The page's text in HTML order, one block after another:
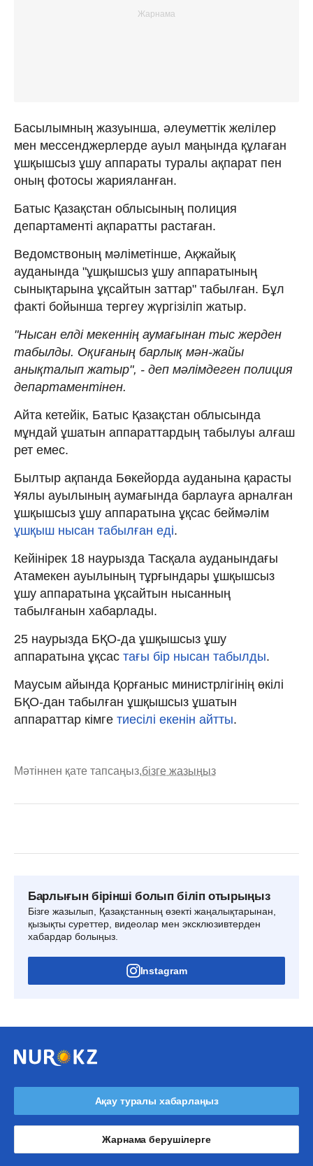
Басылымның жазуынша, әлеуметтік желілер
мен мессенджерлерде ауыл маңында құлаған
ұшқышсыз ұшу аппараты туралы ақпарат пен
оның фотосы жарияланған.
Батыс Қазақстан облысының полиция
департаменті ақпаратты растаған.
Ведомствоның мәліметінше, Ақжайық
ауданында "ұшқышсыз ұшу аппаратының
сынықтарына ұқсайтын заттар" табылған. Бұл
факті бойынша тергеу жүргізіліп жатыр.
"Нысан елді мекеннің аумағынан тыс жерден
табылды. Оқиғаның барлық мән-жайы
анықталып жатыр", - деп мәлімдеген полиция
департаментінен.
Айта кетейік, Батыс Қазақстан облысында
мұндай ұшатын аппараттардың табылуы алғаш
рет емес.
Былтыр ақпанда Бөкейорда ауданына қарасты
Ұялы ауылының аумағында барлауға арналған
ұшқышсыз ұшу аппаратына ұқсас беймәлім
ұшқыш нысан табылған еді.
Кейінірек 18 наурызда Тасқала ауданындағы
Атамекен ауылының тұрғындары ұшқышсыз
ұшу аппаратына ұқсайтын нысанның
табылғанын хабарлады.
25 наурызда БҚО-да ұшқышсыз ұшу
аппаратына ұқсас тағы бір нысан табылды.
Маусым айында Қорғаныс министрлігінің өкілі
БҚО-дан табылған ұшқышсыз ұшатын
аппараттар кімге тиесілі екенін айтты.
Мәтіннен қате тапсаңыз,бізге жазыңыз
Барлығын бірінші болып біліп отырыңыз
Бізге жазылып, Қазақстанның өзекті жаңалықтарынан,
қызықты суреттер, видеолар мен эксклюзивтерден
хабардар болыңыз.
Instagram
Ақау туралы хабарлаңыз
Жарнама берушілерге